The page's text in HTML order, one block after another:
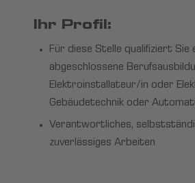
Ihr Profil:
Für diese Stelle qualifiziert Sie
abgeschlossene
Elektroinstallateur/in oder
Gebäudetechnik oder
Verantwortliches,
zuverlässiges Arbeiten